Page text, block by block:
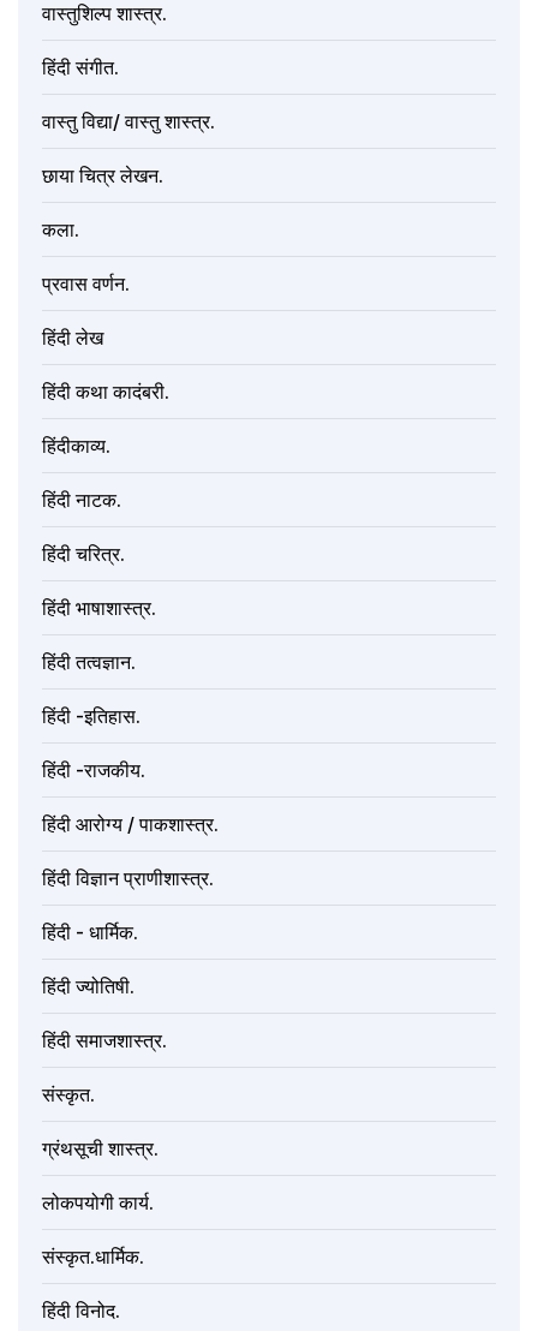
वास्तुशिल्प शास्त्र.
हिंदी संगीत.
वास्तु विद्या/ वास्तु शास्त्र.
छाया चित्र लेखन.
कला.
प्रवास वर्णन.
हिंदी लेख
हिंदी कथा कादंबरी.
हिंदीकाव्य.
हिंदी नाटक.
हिंदी चरित्र.
हिंदी भाषाशास्त्र.
हिंदी तत्वज्ञान.
हिंदी -इतिहास.
हिंदी -राजकीय.
हिंदी आरोग्य / पाकशास्त्र.
हिंदी विज्ञान प्राणीशास्त्र.
हिंदी - धार्मिक.
हिंदी ज्योतिषी.
हिंदी समाजशास्त्र.
संस्कृत.
ग्रंथसूची शास्त्र.
लोकपयोगी कार्य.
संस्कृत.धार्मिक.
हिंदी विनोद.